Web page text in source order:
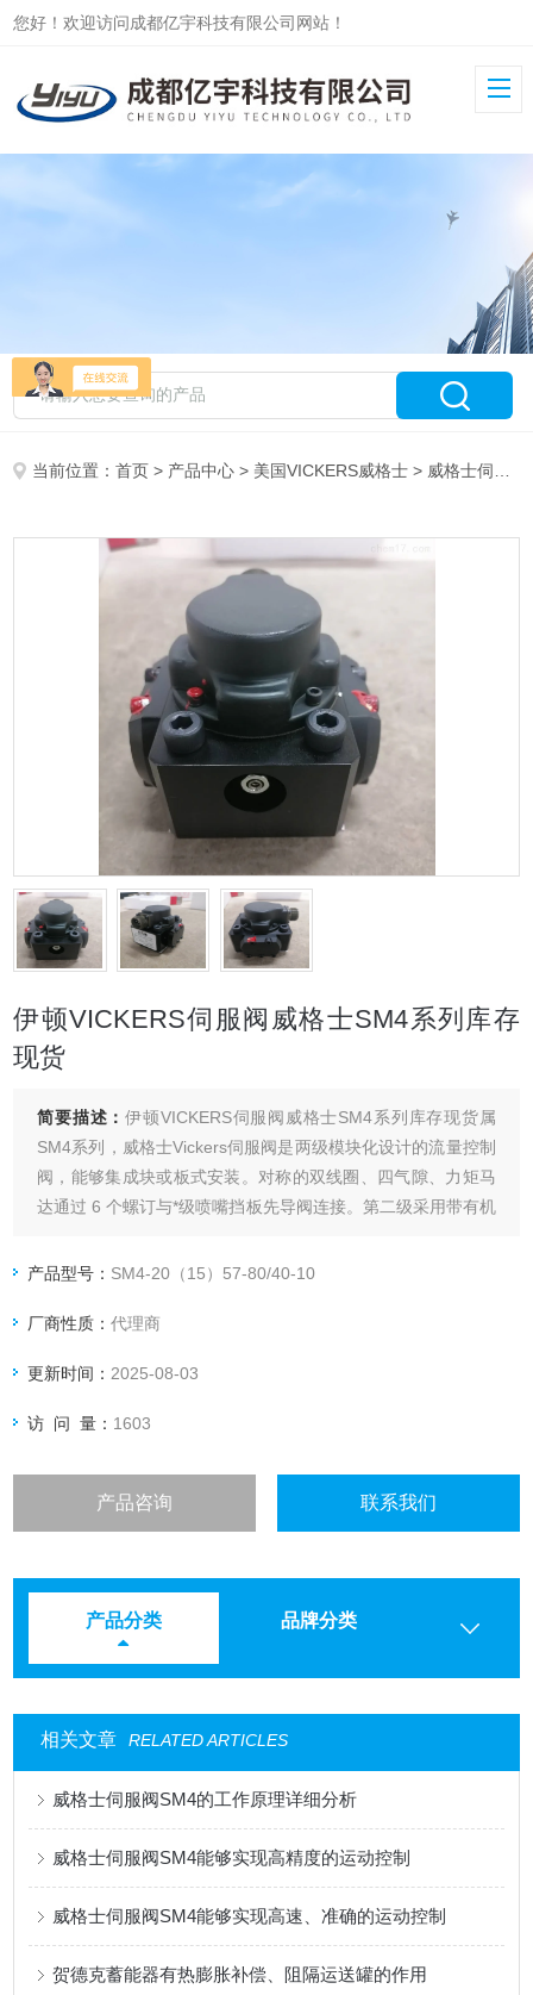
您好！欢迎访问成都亿宇科技有限公司网站！
当前位置：首页 > 产品中心 > 美国VICKERS威格士 > 威格士伺服阀
伊顿VICKERS伺服阀威格士SM4系列库存
现货
简要描述：伊顿VICKERS伺服阀威格士SM4系列库存现货属
SM4系列，威格士Vickers伺服阀是两级模块化设计的流量控制
阀，能够集成块或板式安装。对称的双线圈、四气隙、力矩马
达通过 6 个螺订与*级喷嘴挡板先导阀连接。第二级采用带有机
到*级。
产品型号： SM4-20（15）57-80/40-10
厂商性质：代理商
更新时间： 2025-08-03
访 问 量： 1603
产品咨询 联系我们
产品分类 品牌分类
相关文章 RELATED ARTICLES
威格士伺服阀SM4的工作原理详细分析
威格士伺服阀SM4能够实现高精度的运动控制
威格士伺服阀SM4能够实现高速、准确的运动控制
贺德克蓄能器有热膨胀补偿、阻隔运送罐的作用